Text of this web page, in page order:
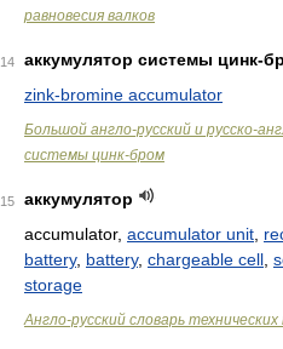
равновесия валков
14
аккумулятор системы цинк-
zink-bromine accumulator
Большой англо-русский и русско-
системы цинк-бром
15
аккумулятор
accumulator, accumulator unit
battery, battery, chargeable cell
storage
Англо-русский словарь